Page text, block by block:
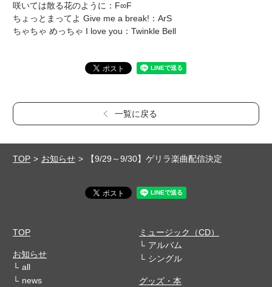
咲いては散る花のように：F∞F
ちょっとまってよ Give me a break!：ArS
ちゃちゃ めっちゃ I love you：Twinkle Bell
一覧に戻る
TOP お知らせ 【9/29～9/30】ゲリラ楽曲配信決定
TOP
お知らせ
all
news
ミュージック（CD）
アルバム
シングル
グッズ・本